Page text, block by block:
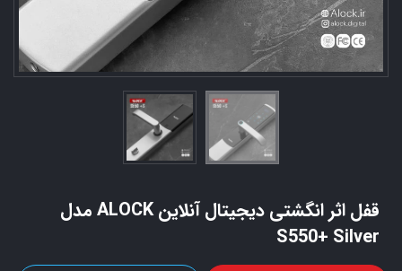
قفل اثر انگشتی دیجیتال آنلاین ALOCK مدل
S550+ Silver